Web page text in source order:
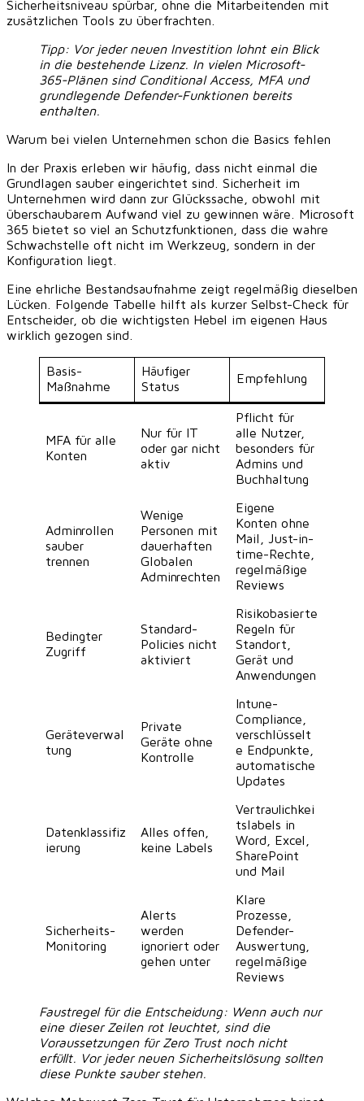
Sicherheitsniveau spürbar, ohne die Mitarbeitenden mit
zusätzlichen Tools zu überfrachten.
Tipp: Vor jeder neuen Investition lohnt ein Blick
in die bestehende Lizenz. In vielen Microsoft-
365-Plänen sind Conditional Access, MFA und
grundlegende Defender-Funktionen bereits
enthalten.
Warum bei vielen Unternehmen schon die Basics fehlen
In der Praxis erleben wir häufig, dass nicht einmal die
Grundlagen sauber eingerichtet sind. Sicherheit im
Unternehmen wird dann zur Glückssache, obwohl mit
überschaubarem Aufwand viel zu gewinnen wäre. Microsoft
365 bietet so viel an Schutzfunktionen, dass die wahre
Schwachstelle oft nicht im Werkzeug, sondern in der
Konfiguration liegt.
Eine ehrliche Bestandsaufnahme zeigt regelmäßig dieselben
Lücken. Folgende Tabelle hilft als kurzer Selbst-Check für
Entscheider, ob die wichtigsten Hebel im eigenen Haus
wirklich gezogen sind.
Basis-
Maßnahme
Häufiger
Status
Empfehlung
MFA für alle
Konten
Nur für IT
oder gar nicht
aktiv
Pflicht für
alle Nutzer,
besonders für
Admins und
Buchhaltung
Adminrollen
sauber
trennen
Wenige
Personen mit
dauerhaften
Globalen
Adminrechten
Eigene
Konten ohne
Mail, Just-in-
time-Rechte,
regelmäßige
Reviews
Bedingter
Zugriff
Standard-
Policies nicht
aktiviert
Risikobasierte
Regeln für
Standort,
Gerät und
Anwendungen
Geräteverwal
tung
Private
Geräte ohne
Kontrolle
Intune-
Compliance,
verschlüsselt
e Endpunkte,
automatische
Updates
Datenklassifiz
ierung
Alles offen,
keine Labels
Vertraulichkei
tslabels in
Word, Excel,
SharePoint
und Mail
Sicherheits-
Monitoring
Alerts
werden
ignoriert oder
gehen unter
Klare
Prozesse,
Defender-
Auswertung,
regelmäßige
Reviews
Faustregel für die Entscheidung: Wenn auch nur
eine dieser Zeilen rot leuchtet, sind die
Voraussetzungen für Zero Trust noch nicht
erfüllt. Vor jeder neuen Sicherheitslösung sollten
diese Punkte sauber stehen.